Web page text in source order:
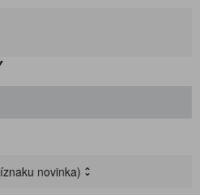
novinka)